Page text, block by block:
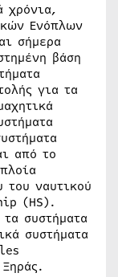
χρόνια,
Ενόπλων
σήμερα
βάση
για τα
από το
του ναυτικού
(HS).
συστήματα
συστήματα